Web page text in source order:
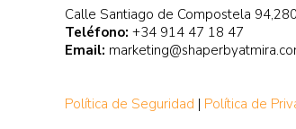
Calle Santiago de Compostela
Teléfono: +34 914 47 18 47
Email:
Política de Seguridad | Política de